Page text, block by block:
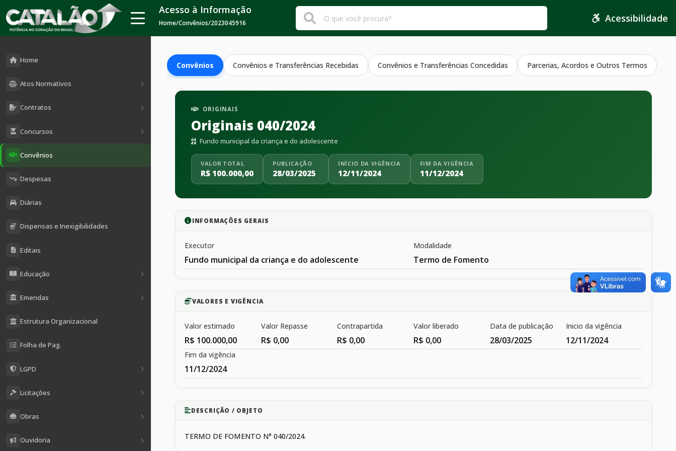
Home
Atos Normativos
Contratos
Concursos
Convênios
Despesas
Diárias
Dispensas e Inexigibilidades
Editais
Educação
Emendas
Estrutura Organizacional
Folha de Pag.
LGPD
Licitações
Obras
Ouvidoria
Acesso à Informação
Home/Convênios/2023045916 Acessibilidade
Convênios Convênios e Transferências Recebidas Convênios e Transferências Concedidas Parcerias, Acordos e Outros Termos
ORIGINAIS
Originais 040/2024
Fundo municipal da criança e do adolescente
VALOR TOTAL
R$ 100.000,00
PUBLICAÇÃO
28/03/2025
INÍCIO DA VIGÊNCIA
12/11/2024
FIM DA VIGÊNCIA
11/12/2024
INFORMAÇÕES GERAIS
Executor
Fundo municipal da criança e do adolescente
Modalidade
Termo de Fomento
VALORES E VIGÊNCIA
Valor estimado
R$ 100.000,00
Valor Repasse
R$ 0,00
Contrapartida
R$ 0,00
Valor liberado
R$ 0,00
Data de publicação
28/03/2025
Inicio da vigência
12/11/2024
Fim da vigência
11/12/2024
DESCRIÇÃO / OBJETO
TERMO DE FOMENTO N° 040/2024.